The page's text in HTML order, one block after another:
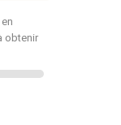
obtenir